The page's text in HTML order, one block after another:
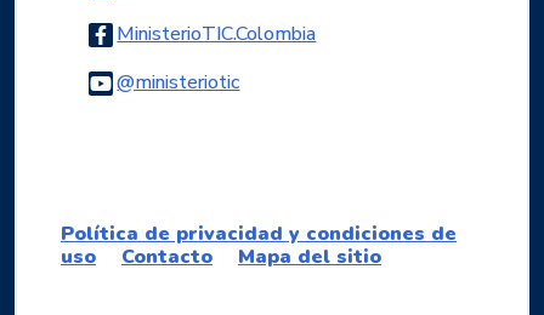
MinisterioTIC.ColombiaLogo Facebook
@ministerioticLogo Youtube
Política de privacidad y condiciones de
uso
Contacto Mapa del sitio